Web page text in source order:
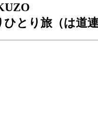
ひとり旅（は道